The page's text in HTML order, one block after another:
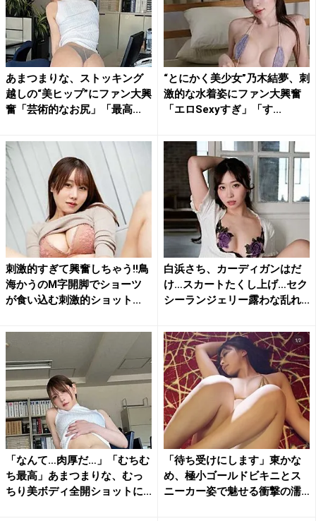
あまつまりな、ストッキング
越しの“美ヒップ”にファン大興
奮「芸術的なお尻」「最高...
“とにかく美少女”乃木結夢、刺
激的な水着姿にファン大興奮
「エロSexyすぎ」「す...
刺激的すぎて興奮しちゃう!!鳥
海かうのM字開脚でショーツ
が食い込む刺激的ショット...
白浜さち、カーディガンはだ
け…スカートたくし上げ…セク
シーランジェリー露わな乱れ...
「なんて…肉厚だ…」「むちむ
ち最高」あまつまりな、むっ
ちり美ボディ全開ショットに...
「待ち受けにします」東かな
め、極小ゴールドビキニとス
ニーカー姿で魅せる衝撃の濡